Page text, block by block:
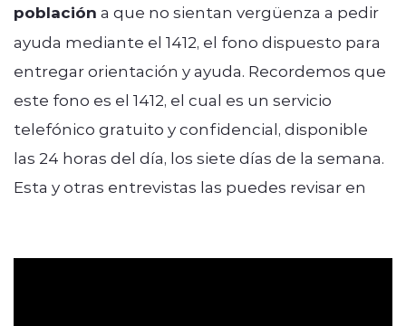
población a que no sientan vergüenza a pedir
ayuda mediante el 1412, el fono dispuesto para
entregar orientación y ayuda. Recordemos que
este fono es el 1412, el cual es un servicio
telefónico gratuito y confidencial, disponible
las 24 horas del día, los siete días de la semana.
Esta y otras entrevistas las puedes revisar en